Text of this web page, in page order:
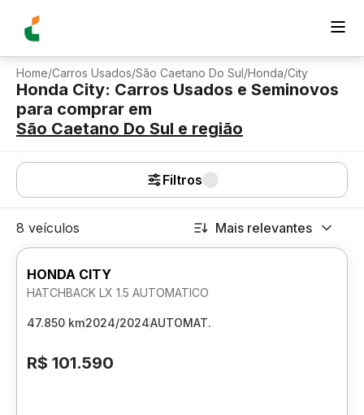
Home/Carros Usados/São Caetano Do Sul/Honda/City
Honda City: Carros Usados e Seminovos
para comprar em
São Caetano Do Sul e região
Filtros
8 veículos Mais relevantes
HONDA CITY
HATCHBACK LX 1.5 AUTOMATICO
47.850 km2024/2024AUTOMAT.
R$ 101.590